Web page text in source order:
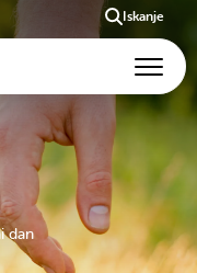
dan
Iskanje